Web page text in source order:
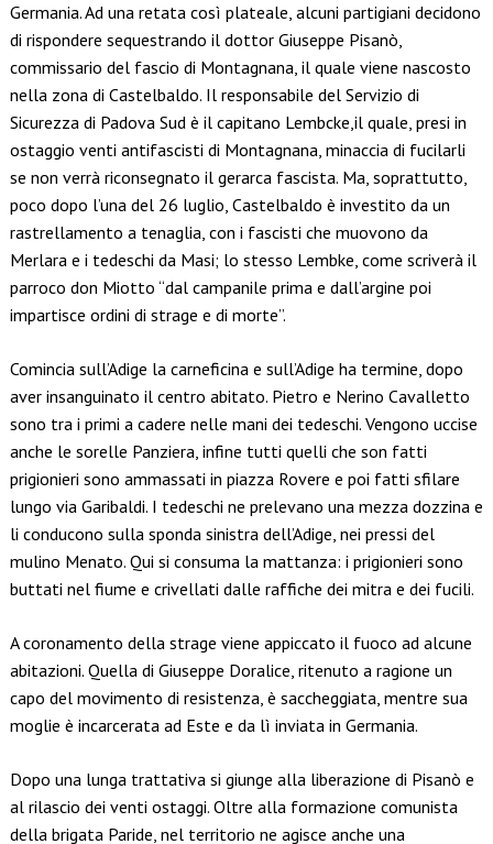
Germania. Ad una retata così plateale, alcuni partigiani decidono
di rispondere sequestrando il dottor Giuseppe Pisanò,
commissario del fascio di Montagnana, il quale viene nascosto
nella zona di Castelbaldo. Il responsabile del Servizio di
Sicurezza di Padova Sud è il capitano Lembcke,il quale, presi in
ostaggio venti antifascisti di Montagnana, minaccia di fucilarli
se non verrà riconsegnato il gerarca fascista. Ma, soprattutto,
poco dopo l’una del 26 luglio, Castelbaldo è investito da un
rastrellamento a tenaglia, con i fascisti che muovono da
Merlara e i tedeschi da Masi; lo stesso Lembke, come scriverà il
parroco don Miotto “dal campanile prima e dall’argine poi
impartisce ordini di strage e di morte”.
Comincia sull’Adige la carneficina e sull’Adige ha termine, dopo
aver insanguinato il centro abitato. Pietro e Nerino Cavalletto
sono tra i primi a cadere nelle mani dei tedeschi. Vengono uccise
anche le sorelle Panziera, infine tutti quelli che son fatti
prigionieri sono ammassati in piazza Rovere e poi fatti sfilare
lungo via Garibaldi. I tedeschi ne prelevano una mezza dozzina e
li conducono sulla sponda sinistra dell’Adige, nei pressi del
mulino Menato. Qui si consuma la mattanza: i prigionieri sono
buttati nel fiume e crivellati dalle raffiche dei mitra e dei fucili.
A coronamento della strage viene appiccato il fuoco ad alcune
abitazioni. Quella di Giuseppe Doralice, ritenuto a ragione un
capo del movimento di resistenza, è saccheggiata, mentre sua
moglie è incarcerata ad Este e da lì inviata in Germania.
Dopo una lunga trattativa si giunge alla liberazione di Pisanò e
al rilascio dei venti ostaggi. Oltre alla formazione comunista
della brigata Paride, nel territorio ne agisce anche una